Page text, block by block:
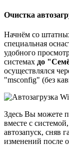
Очистка
Начнём со
специальная
удобного
системах до
осуществлялся
"msconfig" (без
Здесь Вы можете
вместе с
автозапуск, сняв
изменений после